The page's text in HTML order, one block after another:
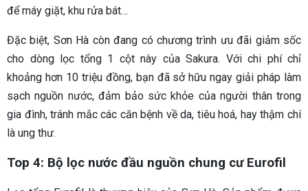
để máy giặt, khu rửa bát…
Đặc biệt, Sơn Hà còn đang có chương trình ưu đãi giảm sốc
cho dòng lọc tổng 1 cột này của Sakura. Với chi phí chỉ
khoảng hơn 10 triệu đồng, bạn đã sở hữu ngay giải pháp làm
sạch nguồn nước, đảm bảo sức khỏe của người thân trong
gia đình, tránh mắc các căn bệnh về da, tiêu hoá, hay thậm chí
là ung thư.
Top 4: Bộ lọc nước đầu nguồn chung cư Eurofil